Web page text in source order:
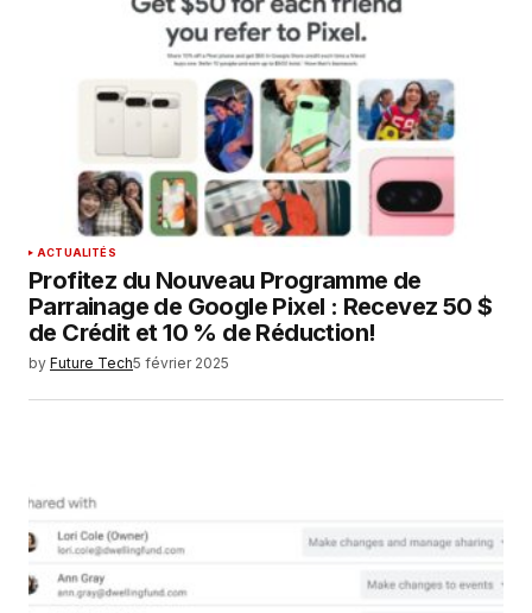
ACTUALITÉS
Profitez du Nouveau Programme de
Parrainage de Google Pixel : Recevez 50 $
de Crédit et 10 % de Réduction!
by Future Tech5 février 2025